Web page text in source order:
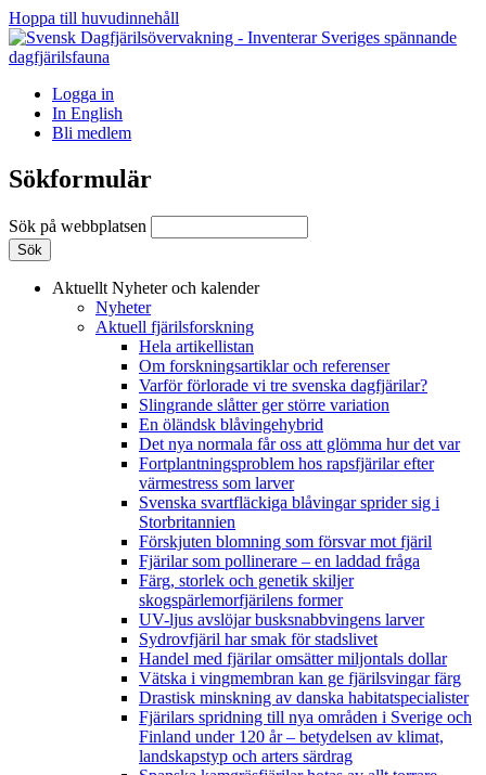
Hoppa till huvudinnehåll
Logga in
In English
Bli medlem
Sökformulär
Sök på webbplatsen
Aktuellt Nyheter och kalender
Nyheter
Aktuell fjärilsforskning
Hela artikellistan
Om forskningsartiklar och referenser
Varför förlorade vi tre svenska dagfjärilar?
Slingrande slåtter ger större variation
En öländsk blåvingehybrid
Det nya normala får oss att glömma hur det var
Fortplantningsproblem hos rapsfjärilar efter
värmestress som larver
Svenska svartfläckiga blåvingar sprider sig i
Storbritannien
Förskjuten blomning som försvar mot fjäril
Fjärilar som pollinerare – en laddad fråga
Färg, storlek och genetik skiljer
skogspärlemorfjärilens former
UV-ljus avslöjar busksnabbvingens larver
Sydrovfjäril har smak för stadslivet
Handel med fjärilar omsätter miljontals dollar
Vätska i vingmembran kan ge fjärilsvingar färg
Drastisk minskning av danska habitatspecialister
Fjärilars spridning till nya områden i Sverige och
Finland under 120 år– betydelsen av klimat,
landskapstyp och arters särdrag